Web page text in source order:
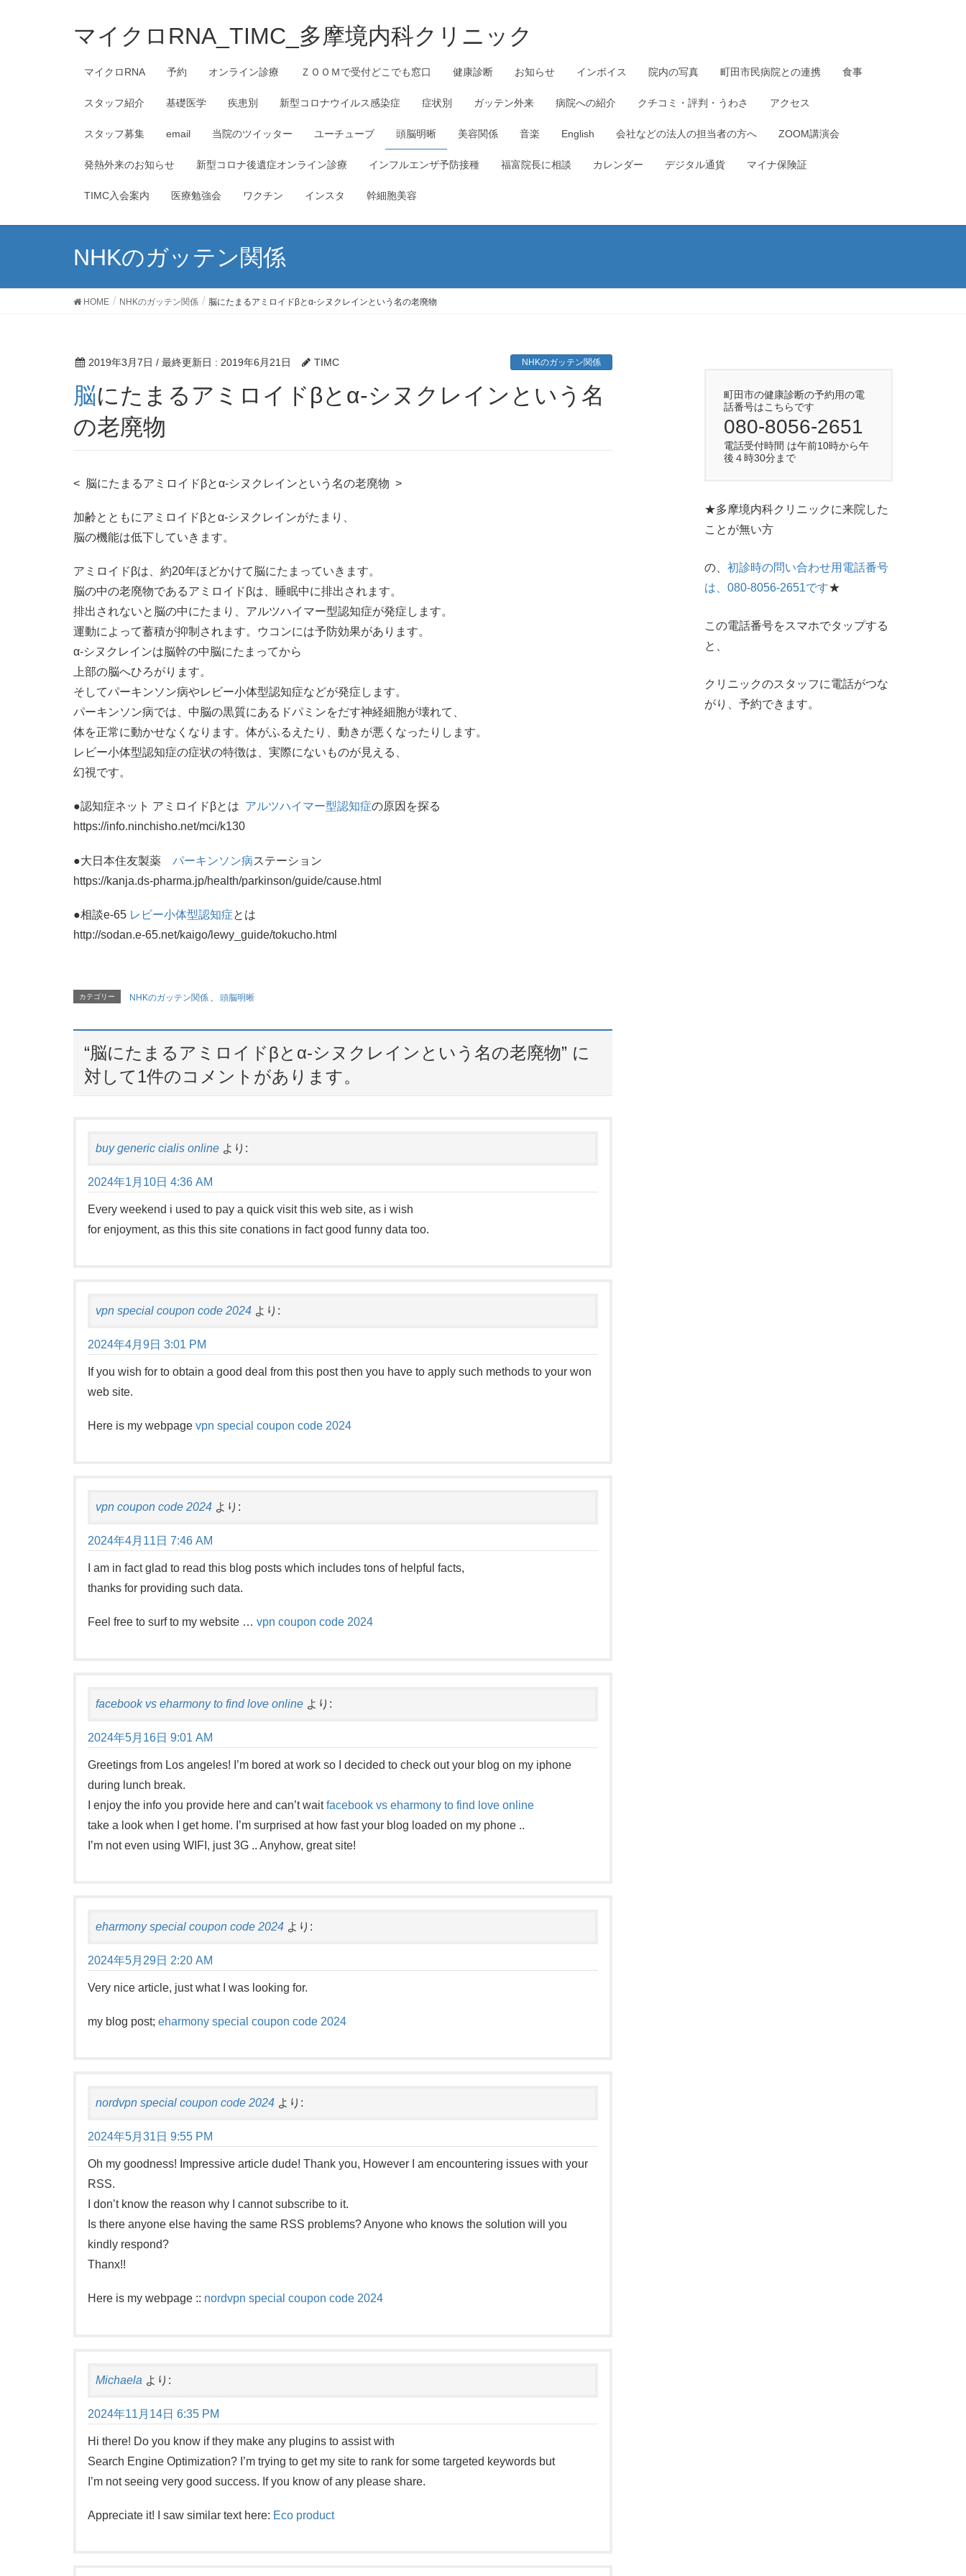
マイクロRNA_TIMC_多摩境内科クリニック
マイクロRNA 予約 オンライン診療 ＺＯＯＭで受付どこでも窓口 健康診断 お知らせ インボイス 院内の写真 町田市民病院との連携 食事
スタッフ紹介 基礎医学 疾患別 新型コロナウイルス感染症 症状別 ガッテン外来 病院への紹介 クチコミ・評判・うわさ アクセス
スタッフ募集 email 当院のツイッター ユーチューブ 頭脳明晰 美容関係 音楽 English 会社などの法人の担当者の方へ ZOOM講演会
発熱外来のお知らせ 新型コロナ後遺症オンライン診療 インフルエンザ予防接種 福富院長に相談 カレンダー デジタル通貨 マイナ保険証
TIMC入会案内 医療勉強会 ワクチン インスタ 幹細胞美容
NHKのガッテン関係
HOME NHKのガッテン関係 脳にたまるアミロイドβとα-シヌクレインという名の老廃物
2019年3月7日 / 最終更新日 : 2019年6月21日 TIMC NHKのガッテン関係
脳にたまるアミロイドβとα-シヌクレインという名
の老廃物
< 脳にたまるアミロイドβとα-シヌクレインという名の老廃物 >
加齢とともにアミロイドβとα-シヌクレインがたまり、
脳の機能は低下していきます。
アミロイドβは、約20年ほどかけて脳にたまっていきます。
脳の中の老廃物であるアミロイドβは、睡眠中に排出されます。
排出されないと脳の中にたまり、アルツハイマー型認知症が発症します。
運動によって蓄積が抑制されます。ウコンには予防効果があります。
α-シヌクレインは脳幹の中脳にたまってから
上部の脳へひろがります。
そしてパーキンソン病やレビー小体型認知症などが発症します。
パーキンソン病では、中脳の黒質にあるドパミンをだす神経細胞が壊れて、
体を正常に動かせなくなります。体がふるえたり、動きが悪くなったりします。
レビー小体型認知症の症状の特徴は、実際にないものが見える、
幻視です。
●認知症ネット アミロイドβとは アルツハイマー型認知症の原因を探る
https://info.ninchisho.net/mci/k130
●大日本住友製薬 パーキンソン病ステーション
https://kanja.ds-pharma.jp/health/parkinson/guide/cause.html
●相談e-65 レビー小体型認知症とは
http://sodan.e-65.net/kaigo/lewy_guide/tokucho.html
カテゴリー NHKのガッテン関係 、 頭脳明晰
“脳にたまるアミロイドβとα-シヌクレインという名の老廃物” に
対して1件のコメントがあります。
buy generic cialis online より:
2024年1月10日 4:36 AM
Every weekend i used to pay a quick visit this web site, as i wish
for enjoyment, as this this site conations in fact good funny data too.
vpn special coupon code 2024 より:
2024年4月9日 3:01 PM
If you wish for to obtain a good deal from this post then you have to apply such methods to your won
web site.
Here is my webpage vpn special coupon code 2024
vpn coupon code 2024 より:
2024年4月11日 7:46 AM
I am in fact glad to read this blog posts which includes tons of helpful facts,
thanks for providing such data.
Feel free to surf to my website … vpn coupon code 2024
facebook vs eharmony to find love online より:
2024年5月16日 9:01 AM
Greetings from Los angeles! I’m bored at work so I decided to check out your blog on my iphone
during lunch break.
I enjoy the info you provide here and can’t waitfacebook vs eharmony to find love online
take a look when I get home. I’m surprised at how fast your blog loaded on my phone ..
I’m not even using WIFI, just 3G .. Anyhow, great site!
eharmony special coupon code 2024 より:
2024年5月29日 2:20 AM
Very nice article, just what I was looking for.
my blog post; eharmony special coupon code 2024
nordvpn special coupon code 2024 より:
2024年5月31日 9:55 PM
Oh my goodness! Impressive article dude! Thank you, However I am encountering issues with your
RSS.
I don’t know the reason why I cannot subscribe to it.
Is there anyone else having the same RSS problems? Anyone who knows the solution will you
kindly respond?
Thanx!!
Here is my webpage :: nordvpn special coupon code 2024
Michaela より:
2024年11月14日 6:35 PM
Hi there! Do you know if they make any plugins to assist with
Search Engine Optimization? I’m trying to get my site to rank for some targeted keywords but
I’m not seeing very good success. If you know of any please share.
Appreciate it! I saw similar text here: Eco product
町田市の健康診断の予約用の電
話番号はこちらです
080-8056-2651
電話受付時間 は午前10時から午
後４時30分まで
★多摩境内科クリニックに来院した
ことが無い方
の、 初診時の問い合わせ用電話番号
は、080-8056-2651です★
この電話番号をスマホでタップする
と、
クリニックのスタッフに電話がつな
がり、予約できます。